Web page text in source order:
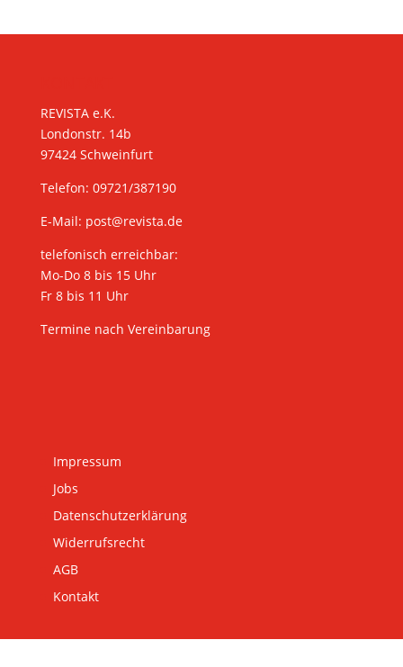
REVISTA e.K.
Londonstr. 14b
97424 Schweinfurt
Telefon: 09721/387190
E-Mail: post@revista.de
telefonisch erreichbar:
Mo-Do 8 bis 15 Uhr
Fr 8 bis 11 Uhr
Termine nach Vereinbarung
Impressum
Jobs
Datenschutzerklärung
Widerrufsrecht
AGB
Kontakt